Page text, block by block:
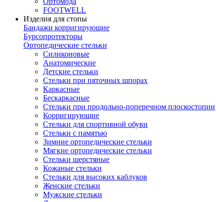
FOOTWELL
Изделия для стопы
Бандажи корригирующие
Бурсопротекторы
Ортопедические стельки
Силиконовые
Анатомические
Детские стельки
Стельки при пяточных шпорах
Каркасные
Бескаркасные
Стельки при продольно-поперечном плоскостопии
Корригирующие
Стельки для спортивной обуви
Стельки с памятью
Зимние ортопедические стельки
Мягкие ортопедические стельки
Стельки шерстяные
Кожаные стельки
Стельки для высоких каблуков
Женские стельки
Мужские стельки